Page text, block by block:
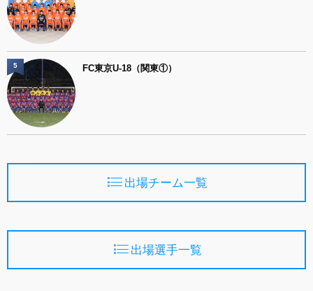
FC東京U-18（関東①）
5
出場チーム一覧
出場選手一覧